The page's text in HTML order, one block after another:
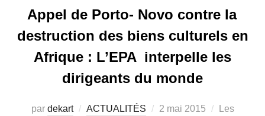
Appel de Porto- Novo contre la
destruction des biens culturels en
Afrique : L’EPA interpelle les
dirigeants du monde
par dekart ACTUALITÉS 2 mai 2015
Les